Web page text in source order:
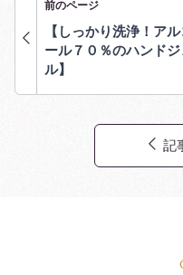
前のページ
【しっかり洗浄！アル
ール７０％のハンドジ
ル】
記